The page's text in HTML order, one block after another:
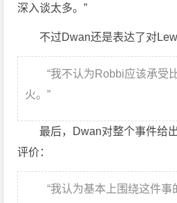
深入谈太多。”
不过Dwan还是表达了对
“我不认为Robbi应该承受
火。”
最后，Dwan对整个事件给
评价：
“我认为基本上围绕这件